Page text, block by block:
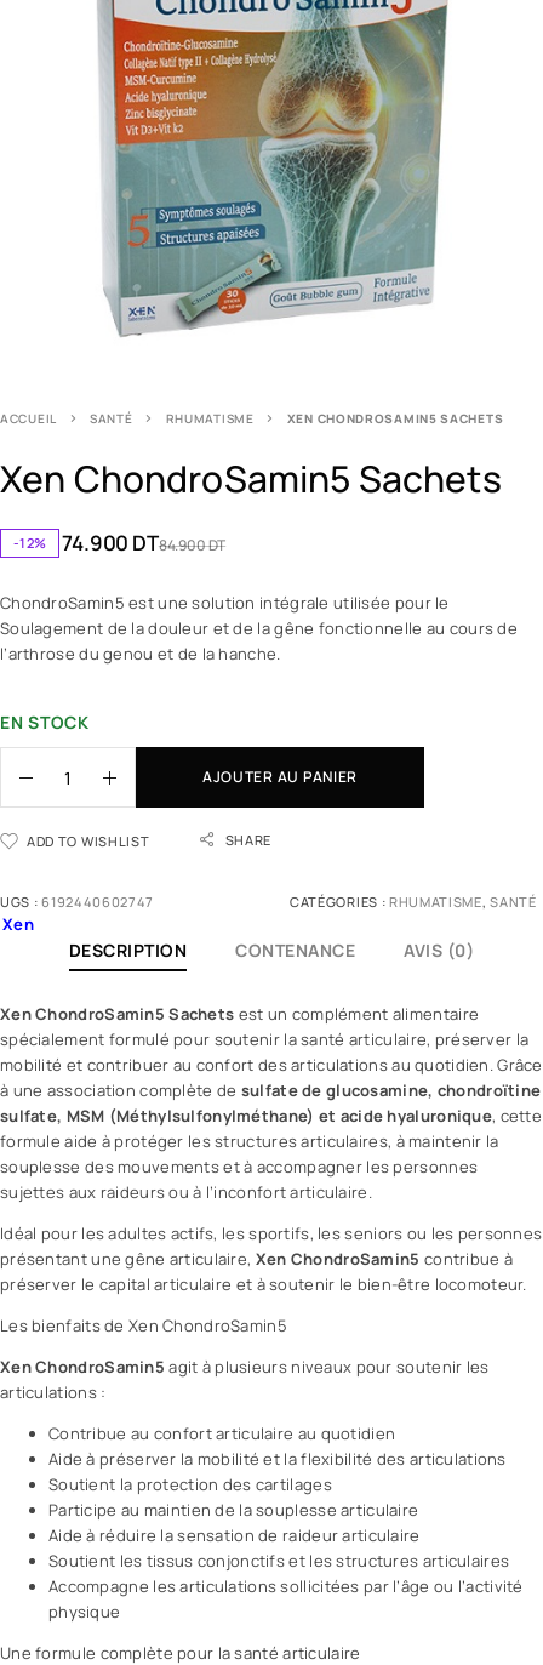
ACCUEIL SANTÉ RHUMATISME XEN CHONDROSAMIN5 SACHETS
Xen ChondroSamin5 Sachets
-12% 84.900DT
74.900 DT
ChondroSamin5 est une solution intégrale utilisée pour le
Soulagement de la douleur et de la gêne fonctionnelle au cours de
l’arthrose du genou et de la hanche.
EN STOCK
AJOUTER AU PANIER
ADD TO WISHLIST SHARE
UGS :6192440602747 CATÉGORIES : RHUMATISME,SANTÉ
Xen
DESCRIPTION CONTENANCE AVIS (0)
Xen ChondroSamin5 Sachets est un complément alimentaire
spécialement formulé pour soutenir lasanté articulaire, préserver la
mobilité et contribuer au confort des articulations au quotidien. Grâce
à une association complète de sulfate de glucosamine, chondroïtine
sulfate, MSM (Méthylsulfonylméthane) et acide hyaluronique, cette
formule aide à protéger les structures articulaires, à maintenir la
souplesse des mouvements et à accompagner les personnes
sujettes aux raideurs ou à l’inconfort articulaire.
Idéal pour les adultes actifs, les sportifs, les seniors ou les personnes
présentant une gêne articulaire, Xen ChondroSamin5 contribue à
préserver le capital articulaire et à soutenir le bien-être locomoteur.
Les bienfaits de Xen ChondroSamin5
Xen ChondroSamin5 agit à plusieurs niveaux pour soutenir les
articulations :
Contribue au confort articulaire au quotidien
Aide à préserver la mobilité et la flexibilité des articulations
Soutient la protection des cartilages
Participe au maintien de la souplesse articulaire
Aide à réduire la sensation de raideur articulaire
Soutient les tissus conjonctifs et les structures articulaires
Accompagne les articulations sollicitées par l’âge ou l’activité
physique
Une formule complète pour la santé articulaire